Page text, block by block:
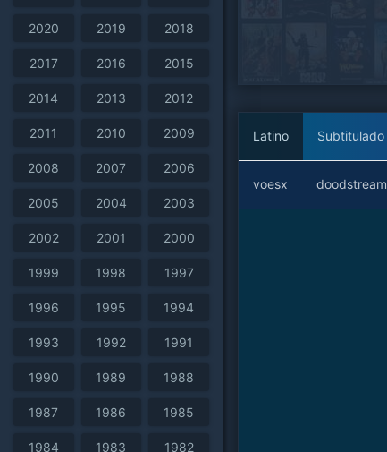
2020 2019 2018
2017 2016 2015
2014 2013 2012
2011 2010 2009
2008 2007 2006
2005 2004 2003
2002 2001 2000
1999 1998 1997
1996 1995 1994
1993 1992 1991
1990 1989 1988
1987 1986 1985
1984 1983 1982
Latino Subtitulado
voesx doodstream